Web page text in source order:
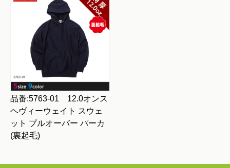
品番:5763-01 12.0オンス
ヘヴィーウェイト スウェ
ット プルオーバー パーカ
(裏起毛)